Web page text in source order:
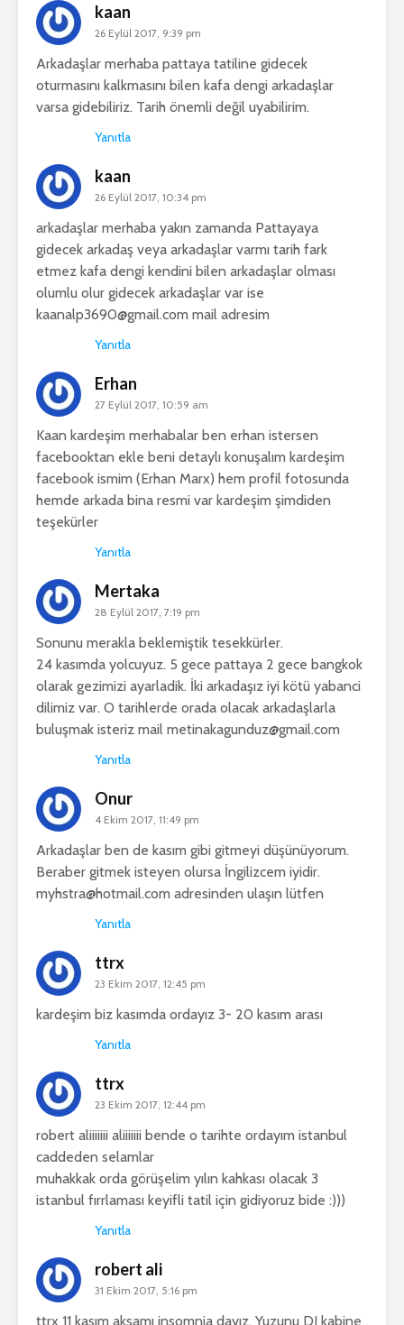
kaan
26 Eylül 2017, 9:39 pm
Arkadaşlar merhaba pattaya tatiline gidecek
oturmasını kalkmasını bilen kafa dengi arkadaşlar
varsa gidebiliriz. Tarih önemli değil uyabilirim.
Yanıtla
kaan
26 Eylül 2017, 10:34 pm
arkadaşlar merhaba yakın zamanda Pattayaya
gidecek arkadaş veya arkadaşlar varmı tarih fark
etmez kafa dengi kendini bilen arkadaşlar olması
olumlu olur gidecek arkadaşlar var ise
kaanalp3690@gmail.com mail adresim
Yanıtla
Erhan
27 Eylül 2017, 10:59 am
Kaan kardeşim merhabalar ben erhan istersen
facebooktan ekle beni detaylı konuşalım kardeşim
facebook ismim (Erhan Marx) hem profil fotosunda
hemde arkada bina resmi var kardeşim şimdiden
teşekürler
Yanıtla
Mertaka
28 Eylül 2017, 7:19 pm
Sonunu merakla beklemiştik tesekkürler.
24 kasımda yolcuyuz. 5 gece pattaya 2 gece bangkok
olarak gezimizi ayarladik. İki arkadaşız iyi kötü yabanci
dilimiz var. O tarihlerde orada olacak arkadaşlarla
buluşmak isteriz mail metinakagunduz@gmail.com
Yanıtla
Onur
4 Ekim 2017, 11:49 pm
Arkadaşlar ben de kasım gibi gitmeyi düşünüyorum.
Beraber gitmek isteyen olursa İngilizcem iyidir.
myhstra@hotmail.com adresinden ulaşın lütfen
Yanıtla
ttrx
23 Ekim 2017, 12:45 pm
kardeşim biz kasımda ordayız 3- 20 kasım arası
Yanıtla
ttrx
23 Ekim 2017, 12:44 pm
robert aliiiiiii aliiiiiii bende o tarihte ordayım istanbul
caddeden selamlar
muhakkak orda görüşelim yılın kahkası olacak 3
istanbul fırrlaması keyifli tatil için gidiyoruz bide :)))
Yanıtla
robert ali
31 Ekim 2017, 5:16 pm
ttrx 11 kasım aksamı insomnia dayız. Yuzunu DJ kabine